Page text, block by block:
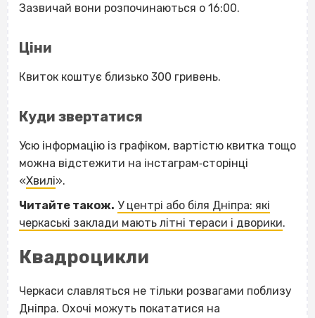
Зазвичай вони розпочинаються о 16:00.
Ціни
Квиток коштує близько 300 гривень.
Куди звертатися
Усю інформацію із графіком, вартістю квитка тощо
можна відстежити на інстаграм‐сторінці
«Хвилі».
Читайте також. У центрі або біля Дніпра: які
черкаські заклади мають літні тераси і дворики.
Квадроцикли
Черкаси славляться не тільки розвагами поблизу
Дніпра. Охочі можуть покататися на